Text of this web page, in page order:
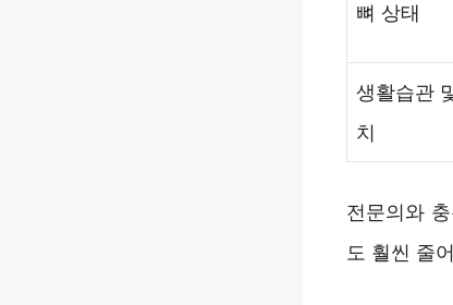
뼈 상태
생활습관
치
전문의와
도 훨씬 줄